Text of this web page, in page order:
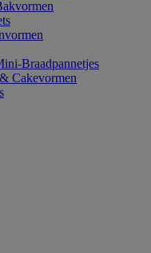
Braadpannetjes
Cakevormen